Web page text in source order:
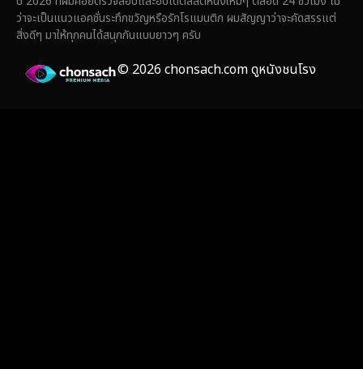
ว่าจะเป็นแนวแอคชั่นระทึกขวัญหรือรักโรแมนติก ผมสัญญาว่าจะคัดสรรแต่
สิ่งดีๆ มาให้ทุกคนได้สนุกกันแบบยาวๆ ครับ
© 2026 chonsach.com ดูหนังชนโรง